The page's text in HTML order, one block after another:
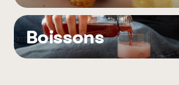
Boissons